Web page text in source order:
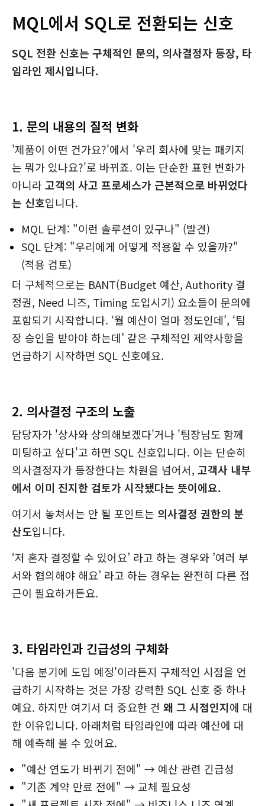
MQL에서 SQL로 전환되는 신호
SQL 전환 신호는 구체적인 문의, 의사결정자 등장, 타
임라인 제시입니다.
1. 문의 내용의 질적 변화
'제품이 어떤 건가요?'에서 '우리 회사에 맞는 패키지
는 뭐가 있나요?'로 바뀌죠. 이는 단순한 표현 변화가
아니라고객의 사고 프로세스가 근본적으로 바뀌었다
는 신호입니다.
MQL 단계: "이런 솔루션이 있구나" (발견)
SQL 단계: "우리에게 어떻게 적용할 수 있을까?"
(적용 검토)
더 구체적으로는 BANT(Budget 예산, Authority 결
정권, Need 니즈, Timing 도입시기) 요소들이 문의에
포함되기 시작합니다. ‘월 예산이 얼마 정도인데’, ‘팀
장 승인을 받아야 하는데’ 같은 구체적인 제약사항을
언급하기 시작하면 SQL 신호예요.
2. 의사결정 구조의 노출
담당자가 '상사와 상의해보겠다'거나 '팀장님도 함께
미팅하고 싶다'고 하면 SQL 신호입니다. 이는 단순히
의사결정자가 등장한다는 차원을 넘어서, 고객사 내부
에서 이미 진지한 검토가 시작됐다는 뜻이에요.
여기서 놓쳐서는 안 될 포인트는 의사결정 권한의 분
산도입니다.
‘저 혼자 결정할 수 있어요’ 라고 하는 경우와 ’여러 부
서와 협의해야 해요’ 라고 하는 경우는 완전히 다른 접
근이 필요하거든요.
3. 타임라인과 긴급성의 구체화
'다음 분기에 도입 예정'이라든지 구체적인 시점을 언
급하기 시작하는 것은 가장 강력한 SQL 신호 중 하나
예요. 하지만 여기서 더 중요한 건 왜 그 시점인지에 대
한 이유입니다. 아래처럼 타임라인에 따라 예산에 대
해 예측해 볼 수 있어요.
"예산 연도가 바뀌기 전에" → 예산 관련 긴급성
"기존 계약 만료 전에" → 교체 필요성